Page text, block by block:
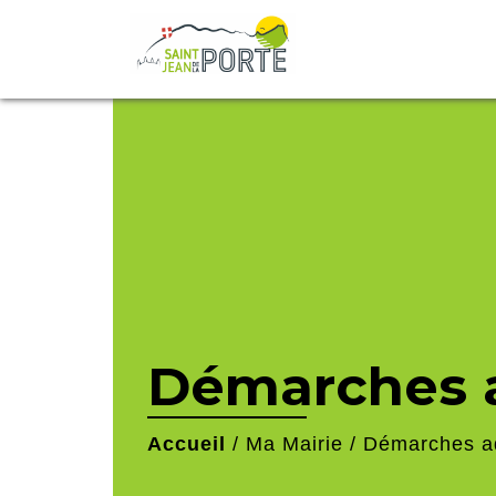
Accueil / Ma Mairie / Démarches